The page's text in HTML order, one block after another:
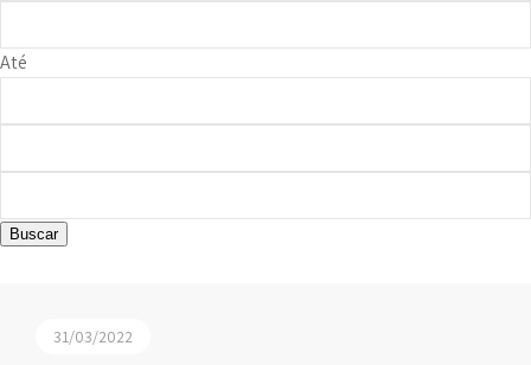
Até
Buscar
31/03/2022